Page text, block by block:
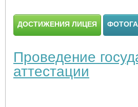
ДОСТИЖЕНИЯ ЛИЦЕЯ
Проведение
аттестации